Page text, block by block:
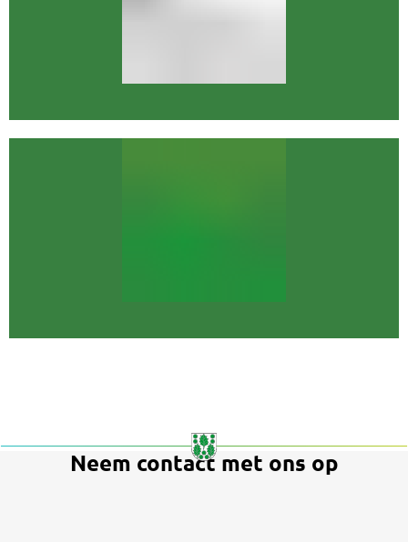
Neem contact met ons op